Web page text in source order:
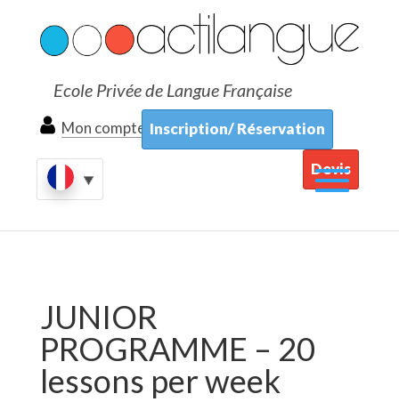
Ecole Privée de Langue Française
Mon compte Inscription/ Réservation
Devis
JUNIOR
PROGRAMME – 20
lessons per week